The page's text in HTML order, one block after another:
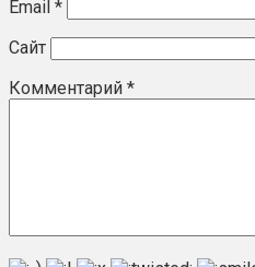
Email *
Сайт
Комментарий *